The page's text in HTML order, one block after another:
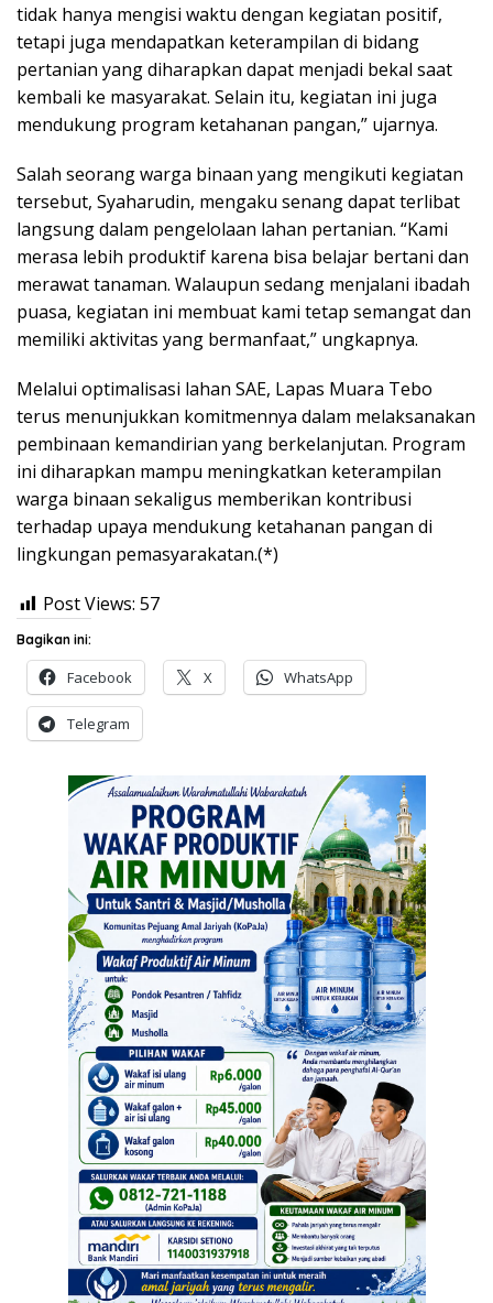
tidak hanya mengisi waktu dengan kegiatan positif,
tetapi juga mendapatkan keterampilan di bidang
pertanian yang diharapkan dapat menjadi bekal saat
kembali ke masyarakat. Selain itu, kegiatan ini juga
mendukung program ketahanan pangan,” ujarnya.
Salah seorang warga binaan yang mengikuti kegiatan
tersebut, Syaharudin, mengaku senang dapat terlibat
langsung dalam pengelolaan lahan pertanian. “Kami
merasa lebih produktif karena bisa belajar bertani dan
merawat tanaman. Walaupun sedang menjalani ibadah
puasa, kegiatan ini membuat kami tetap semangat dan
memiliki aktivitas yang bermanfaat,” ungkapnya.
Melalui optimalisasi lahan SAE, Lapas Muara Tebo
terus menunjukkan komitmennya dalam melaksanakan
pembinaan kemandirian yang berkelanjutan. Program
ini diharapkan mampu meningkatkan keterampilan
warga binaan sekaligus memberikan kontribusi
terhadap upaya mendukung ketahanan pangan di
lingkungan pemasyarakatan.(*)
Post Views: 57
Bagikan ini:
Facebook X WhatsApp
Telegram